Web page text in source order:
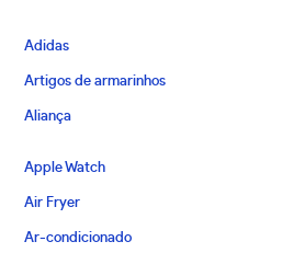
Adidas
Artigos de armarinhos
Aliança
Apple Watch
Air Fryer
Ar-condicionado